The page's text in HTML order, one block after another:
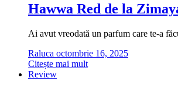
Hawwa Red de la
Ai avut vreodată un parfum care te-a
Raluca octombrie 16, 2025
Citește mai mult
Review